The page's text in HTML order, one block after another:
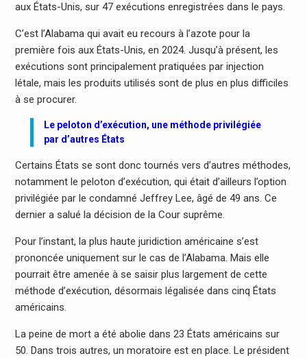
aux États-Unis, sur 47 exécutions enregistrées dans le pays.
C’est l’Alabama qui avait eu recours à l’azote pour la
première fois aux États-Unis, en 2024. Jusqu’à présent, les
exécutions sont principalement pratiquées par injection
létale, mais les produits utilisés sont de plus en plus difficiles
à se procurer.
Le peloton d’exécution, une méthode privilégiée
par d’autres États
Certains États se sont donc tournés vers d’autres méthodes,
notamment le peloton d’exécution, qui était d’ailleurs l’option
privilégiée par le condamné Jeffrey Lee, âgé de 49 ans. Ce
dernier a salué la décision de la Cour suprême.
Pour l’instant, la plus haute juridiction américaine s’est
prononcée uniquement sur le cas de l’Alabama. Mais elle
pourrait être amenée à se saisir plus largement de cette
méthode d’exécution, désormais légalisée dans cinq États
américains.
La peine de mort a été abolie dans 23 États américains sur
50. Dans trois autres, un moratoire est en place. Le président